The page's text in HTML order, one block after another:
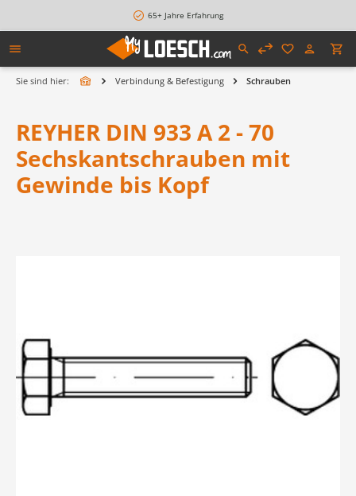
65+ Jahre Erfahrung
Sie sind hier: Verbindung & Befestigung Schrauben
REYHER DIN 933 A 2 - 70
Sechskantschrauben mit
Gewinde bis Kopf